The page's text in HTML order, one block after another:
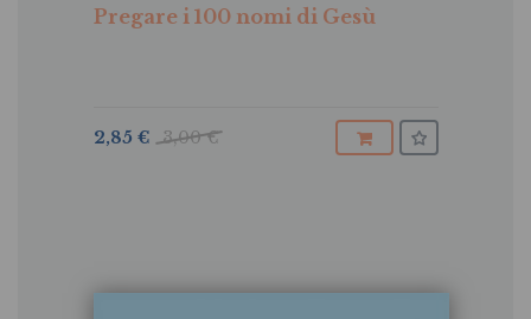
Pregare i 100 nomi di Gesù
3,00 €
2,85 €